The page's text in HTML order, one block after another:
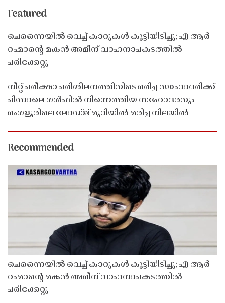
Featured
ചെന്നൈയിൽ വെച്ച് കാറുകൾ കൂട്ടിയിടിച്ചു; എ ആർ
റഹ്മാൻ്റെ മകൻ അമീന് വാഹനാപകടത്തിൽ
പരിക്കേറ്റു
നീറ്റ് പരീക്ഷാ പരിശീലനത്തിനിടെ മരിച്ച സഹോദരിക്ക്
പിന്നാലെ ഗൾഫിൽ നിന്നെത്തിയ സഹോദരനും
മംഗളൂരിലെ ലോഡ്ജ് മുറിയിൽ മരിച്ച നിലയിൽ
Recommended
ചെന്നൈയിൽ വെച്ച് കാറുകൾ കൂട്ടിയിടിച്ചു; എ ആർ
റഹ്മാൻ്റെ മകൻ അമീന് വാഹനാപകടത്തിൽ
പരിക്കേറ്റു